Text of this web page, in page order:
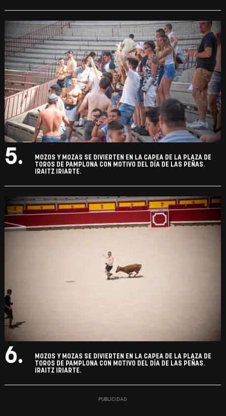
5.
MOZOS Y MOZAS SE DIVIERTEN EN LA CAPEA DE LA PLAZA DE
TOROS DE PAMPLONA CON MOTIVO DEL DÍA DE LAS PEÑAS.
IRAITZ IRIARTE.
6.
MOZOS Y MOZAS SE DIVIERTEN EN LA CAPEA DE LA PLAZA DE
TOROS DE PAMPLONA CON MOTIVO DEL DÍA DE LAS PEÑAS.
IRAITZ IRIARTE.